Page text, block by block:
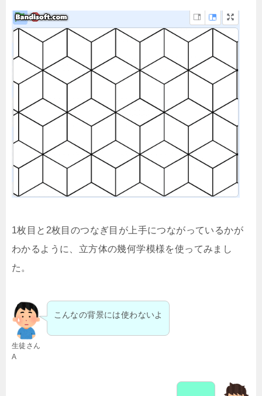
1枚目と2枚目のつなぎ目が上手につながっているかが
わかるように、立方体の幾何学模様を使ってみまし
た。
生徒さん
A
こんなの背景には使わないよ